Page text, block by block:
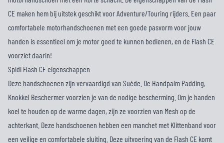
CE maken hem bij uitstek geschikt voor Adventure/Touring rijders. Een paar
comfortabele motorhandschoenen met een goede pasvorm voor jouw
handen is essentieel om je motor goed te kunnen bedienen, en de Flash CE
voorziet daarin!
Spidi Flash CE eigenschappen
Deze handschoenen zijn vervaardigd van Suède. De Handpalm Padding,
Knokkel Beschermer voorzien je van de nodige bescherming. Om je handen
koel te houden op de warme dagen, zijn ze voorzien van Mesh op de
achterkant. Deze handschoenen hebben een manchet met Klittenband voor
een veilige en comfortabele sluiting. Deze uitvoering van de Flash CE komt